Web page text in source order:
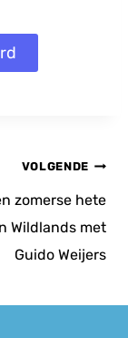
VOLGENDE
zomerse hete
Wildlands met
Guido Weijers